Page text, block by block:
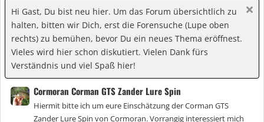
Hi Gast, Du bist neu hier. Um das Forum übersichtlich zu
halten, bitten wir Dich, erst die Forensuche (Lupe oben
rechts) zu bemühen, bevor Du ein neues Thema eröffnest.
Vieles wird hier schon diskutiert. Vielen Dank fürs
Verständnis und viel Spaß hier!
Cormoran Corman GTS Zander Lure Spin
Hiermit bitte ich um eure Einschätzung der Corman GTS
Zander Lure Spin von Cormoran. Vorrangig interessiert mich